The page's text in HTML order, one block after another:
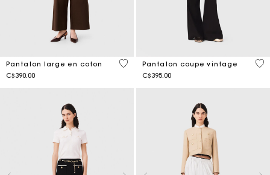
Pantalon large en coton
C$390.00
5 out of 5 Customer Rating
Pantalon coupe vintage
C$395.00
3,8